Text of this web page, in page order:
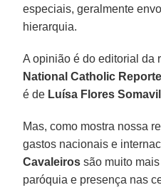
especiais, geralmente
hierarquia.
A opinião é do editorial da
National Catholic
é de Luísa Flores
Mas, como mostra nossa
gastos nacionais e
Cavaleiros são muito
paróquia e presença nas